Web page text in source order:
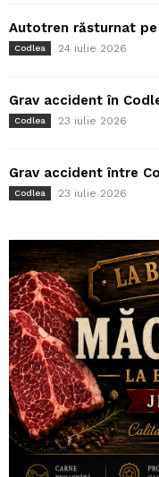
Autotren răsturnat pe
Codlea 24 iulie 2026
Grav accident în
Codlea 23 iulie 2026
Grav accident între
Codlea 23 iulie 2026